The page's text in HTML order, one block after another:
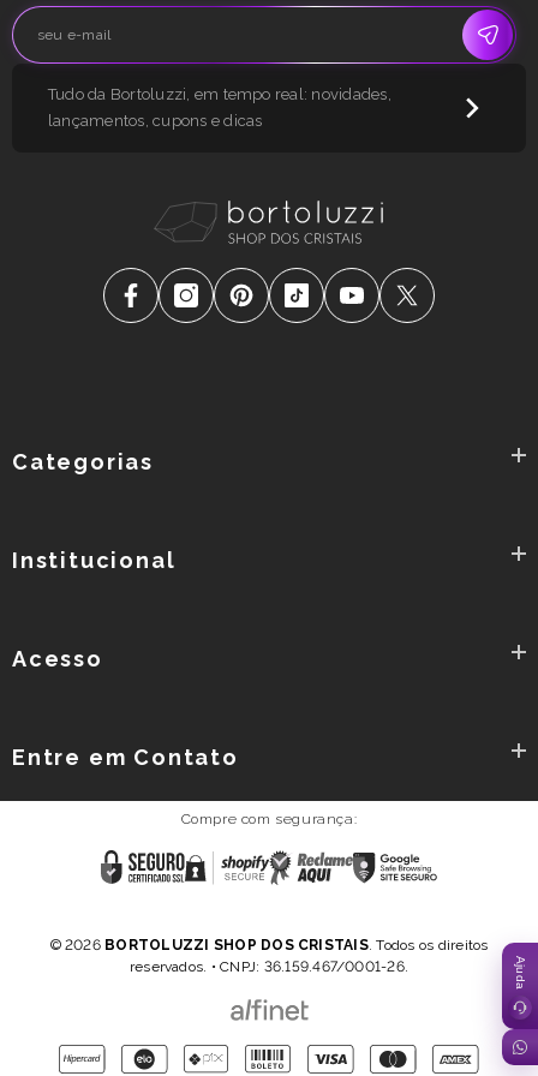
Tudo da Bortoluzzi, em tempo real: novidades,
lançamentos, cupons e dicas
Categorias
Institucional
Acesso
Entre em Contato
Compre com segurança:
Certificado
SSL
Shopify
Secure
Reclame
AQUI
Safe
SITE
© 2026 BORTOLUZZI SHOP DOS CRISTAIS. Todos os direitos
reservados. • CNPJ: 36.159.467/0001-26.
Formas
de